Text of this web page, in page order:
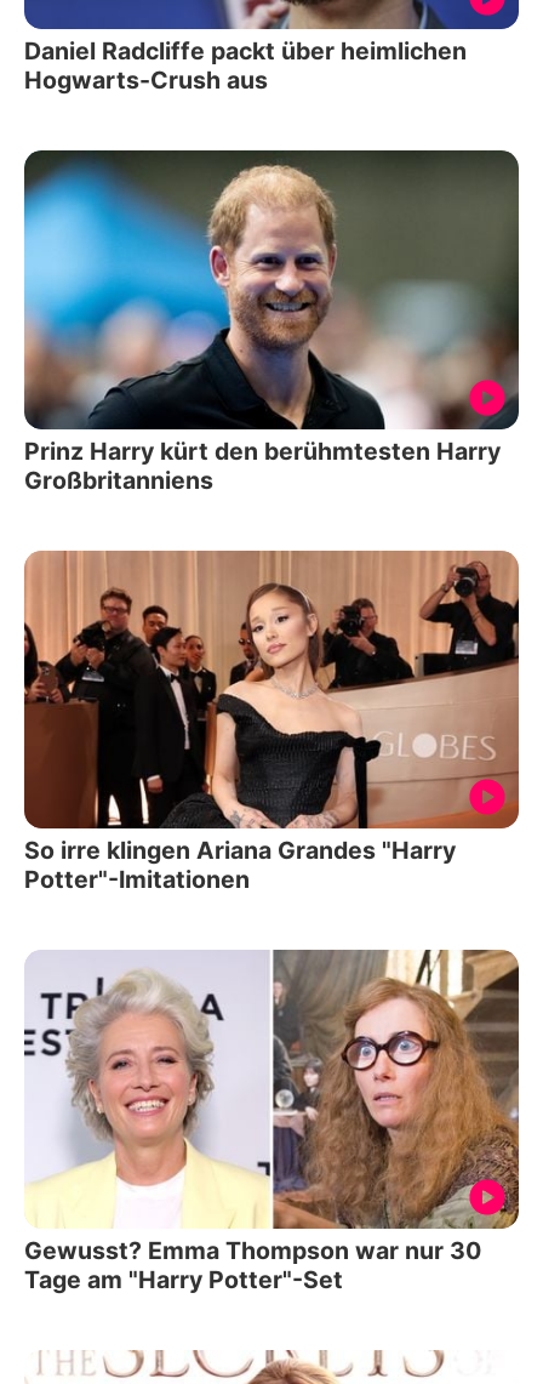
Daniel Radcliffe packt über heimlichen
Hogwarts-Crush aus
Prinz Harry kürt den berühmtesten Harry
Großbritanniens
So irre klingen Ariana Grandes "Harry
Potter"-Imitationen
Gewusst? Emma Thompson war nur 30
Tage am "Harry Potter"-Set